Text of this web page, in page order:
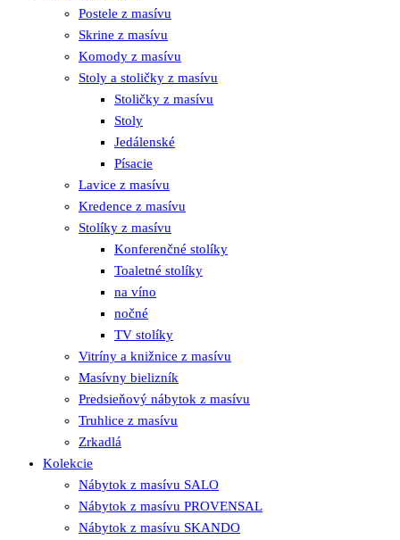
Postele z masívu
Skrine z masívu
Komody z masívu
Stoly a stoličky z masívu
Stoličky z masívu
Stoly
Jedálenské
Písacie
Lavice z masívu
Kredence z masívu
Stolíky z masívu
Konferenčné stolíky
Toaletné stolíky
na víno
nočné
TV stolíky
Vitríny a knižnice z masívu
Masívny bielizník
Predsieňový nábytok z masívu
Truhlice z masívu
Zrkadlá
Kolekcie
Nábytok z masívu SALO
Nábytok z masívu PROVENSAL
Nábytok z masívu SKANDO